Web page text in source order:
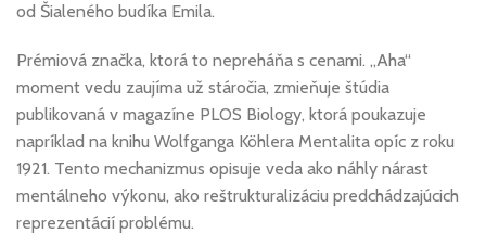
od Šialeného budíka Emila.
Prémiová značka, ktorá to nepreháňa s cenami. „Aha“
moment vedu zaujíma už stáročia, zmieňuje štúdia
publikovaná v magazíne PLOS Biology, ktorá poukazuje
napríklad na knihu Wolfganga Köhlera Mentalita opíc z roku
1921. Tento mechanizmus opisuje veda ako náhly nárast
mentálneho výkonu, ako reštrukturalizáciu predchádzajúcich
reprezentácií problému.